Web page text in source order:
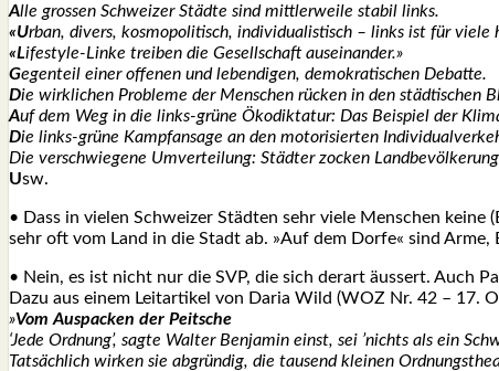
Alle gros­sen Schwei­zer Städ­te sind mitt­ler­wei­le sta­bil links.
«Urban, divers, kos­mo­po­li­tisch, indi­vi­dua­lis­tisch – links ist für
«Life­style-Lin­ke trei­ben die Gesell­schaft aus­ein­an­der.»
Gegen­teil einer offe­nen und leben­di­gen, demo­kra­ti­schen Debat­te.
Die wirk­li­chen Pro­ble­me der Men­schen rücken in den städ­ti­schen
Auf dem Weg in die links-grüne Öko­dik­ta­tur: Das Bei­spiel der
Die links-grüne Kampf­an­sa­ge an den moto­ri­sier­ten
Die ver­schwie­ge­ne Umver­tei­lung: Städ­ter zocken
Usw.
• Dass in vie­len Schwei­zer Städ­ten sehr vie­le Men­schen
sehr oft vom Land in die Stadt ab. »Auf dem Dor­fe« sind Arme,
• Nein, es ist nicht nur die SVP, die sich der­art äus­sert. Auch
Dazu aus einem Leit­ar­ti­kel von Daria Wild (WOZ Nr. 42 – 17.
»Vom Aus­pa­cken der Peit­sche
‘Jede Ord­nung’, sag­te Wal­ter Ben­ja­min einst, sei ’nichts als ein
Tat­säch­lich wir­ken sie abgrün­dig, die tau­send klei­nen